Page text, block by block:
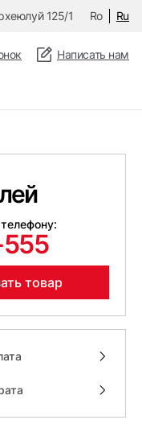
125/1 Ro Ru
Написать нам
товар